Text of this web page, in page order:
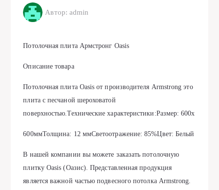
Автор: admin
Потолочная плита Армстронг Oasis
Описание товара
Потолочная плита Oasis от производителя Armstrong это
плита с песчаной шероховатой
поверхностью.Технические характеристики:Размер: 600х
600ммТолщина: 12 ммСветоотражение: 85%Цвет: Белый
В нашей компании вы можете заказать потолочную
плитку Oasis (Оазис). Представленная продукция
является важной частью подвесного потолка Armstrong.